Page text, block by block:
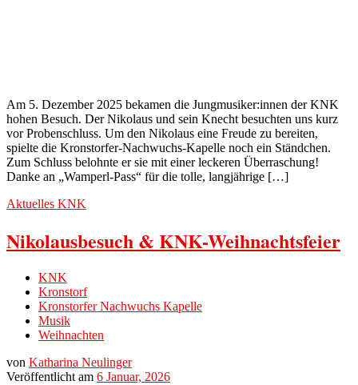
Am 5. Dezember 2025 bekamen die Jungmusiker:innen der KNK
hohen Besuch. Der Nikolaus und sein Knecht besuchten uns kurz
vor Probenschluss. Um den Nikolaus eine Freude zu bereiten,
spielte die Kronstorfer-Nachwuchs-Kapelle noch ein Ständchen.
Zum Schluss belohnte er sie mit einer leckeren Überraschung!
Danke an „Wamperl-Pass“ für die tolle, langjährige […]
Aktuelles KNK
Nikolausbesuch & KNK-Weihnachtsfeier
KNK
Kronstorf
Kronstorfer Nachwuchs Kapelle
Musik
Weihnachten
von Katharina Neulinger
Veröffentlicht am 6 Januar, 2026